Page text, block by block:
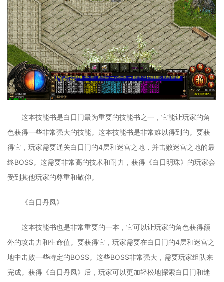
这本技能书是白日门最为重要的技能书之一，它能让玩家的角
色获得一些非常强大的技能。这本技能书是非常难以得到的。要获
得它，玩家需要通关白日门的4层和迷宫之地，并击败迷宫之地的最
终BOSS。这需要非常高的技术和耐力，获得《白日明珠》的玩家会
受到其他玩家的尊重和敬仰。
《白日丹凤》
这本技能书也是非常重要的一本，它可以让玩家的角色获得额
外的攻击力和生命值。要获得它，玩家需要在白日门的4层和迷宫之
地中击败一些特定的BOSS。这些BOSS非常强大，需要玩家组队来
完成。获得《白日丹凤》后，玩家可以更加轻松地探索白日门和迷